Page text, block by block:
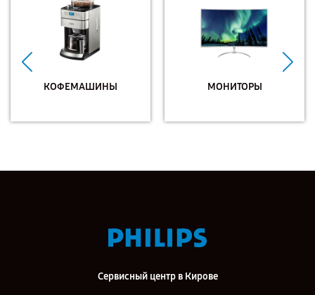
КОФЕМАШИНЫ МОНИТОРЫ
Сервисный центр в Кирове